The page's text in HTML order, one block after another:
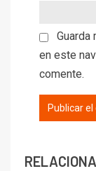
Guarda
en este
comente.